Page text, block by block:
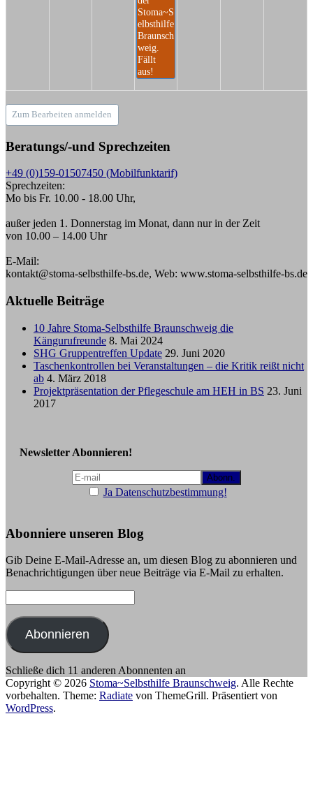
Stoma~S
elbsthilfe
Braunsch
weig.
Fällt
aus!
Zum Bearbeiten anmelden
Beratungs/-und Sprechzeiten
+49 (0)159-01507450 (Mobilfunktarif)
Sprechzeiten:
Mo bis Fr. 10.00 - 18.00 Uhr,
außer jeden 1. Donnerstag im Monat, dann nur in der Zeit
von 10.00 – 14.00 Uhr
E-Mail:
kontakt@stoma-selbsthilfe-bs.de, Web: www.stoma-selbsthilfe-bs.de
Aktuelle Beiträge
10 Jahre Stoma-Selbsthilfe Braunschweig die
Kängurufreunde 8. Mai 2024
SHG Gruppentreffen Update 29. Juni 2020
Taschenkontrollen bei Veranstaltungen – die Kritik reißt nicht
ab 4. März 2018
Projektpräsentation der Pflegeschule am HEH in BS 23. Juni
2017
Newsletter Abonnieren!
Ja Datenschutzbestimmung!
Abonniere unseren Blog
Gib Deine E-Mail-Adresse an, um diesen Blog zu abonnieren und
Benachrichtigungen über neue Beiträge via E-Mail zu erhalten.
Mail-
Adresse:
Abonnieren
Schließe dich 11 anderen Abonnenten an
Copyright © 2026 Stoma~Selbsthilfe Braunschweig. Alle Rechte
vorbehalten. Theme: Radiate von ThemeGrill. Präsentiert von
WordPress.